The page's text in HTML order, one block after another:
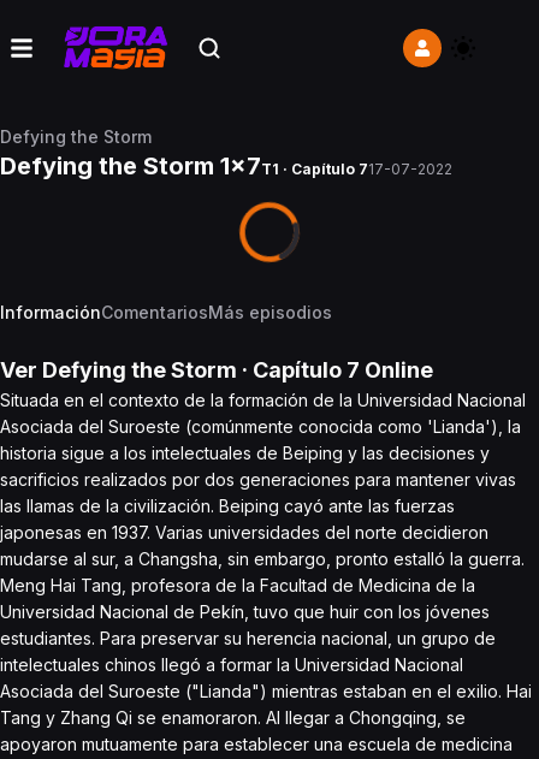
Defying the Storm
Defying the Storm 1x7T1 · Capítulo 717-07-2022
InformaciónComentariosMás episodios
Ver Defying the Storm · Capítulo 7 Online
Situada en el contexto de la formación de la Universidad Nacional
Asociada del Suroeste (comúnmente conocida como 'Lianda'), la
historia sigue a los intelectuales de Beiping y las decisiones y
sacrificios realizados por dos generaciones para mantener vivas
las llamas de la civilización. Beiping cayó ante las fuerzas
japonesas en 1937. Varias universidades del norte decidieron
mudarse al sur, a Changsha, sin embargo, pronto estalló la guerra.
Meng Hai Tang, profesora de la Facultad de Medicina de la
Universidad Nacional de Pekín, tuvo que huir con los jóvenes
estudiantes. Para preservar su herencia nacional, un grupo de
intelectuales chinos llegó a formar la Universidad Nacional
Asociada del Suroeste ("Lianda") mientras estaban en el exilio. Hai
Tang y Zhang Qi se enamoraron. Al llegar a Chongqing, se
apoyaron mutuamente para establecer una escuela de medicina